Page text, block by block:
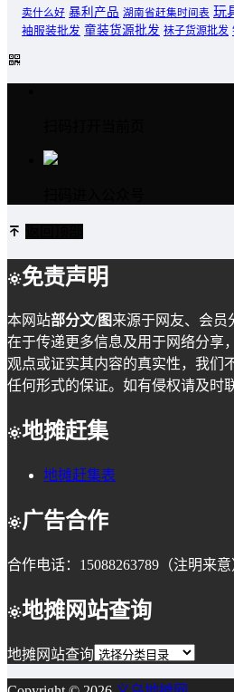
卖什么好 暴利产品 湖南省赶集时间表 玩
袖服装批发 童装货源批发 袜子货源批发
免责声明
本网站部分文/图来源于网友、会员
在于传递更多信息及用于网络分享
观点或证实其内容的真实性，我们
任何形式的保证。如有侵权请及时
地摊赶集
地摊赶集表
广告合作
合作电话：15088263789（注明来意
地摊网站查询
地摊网站查询